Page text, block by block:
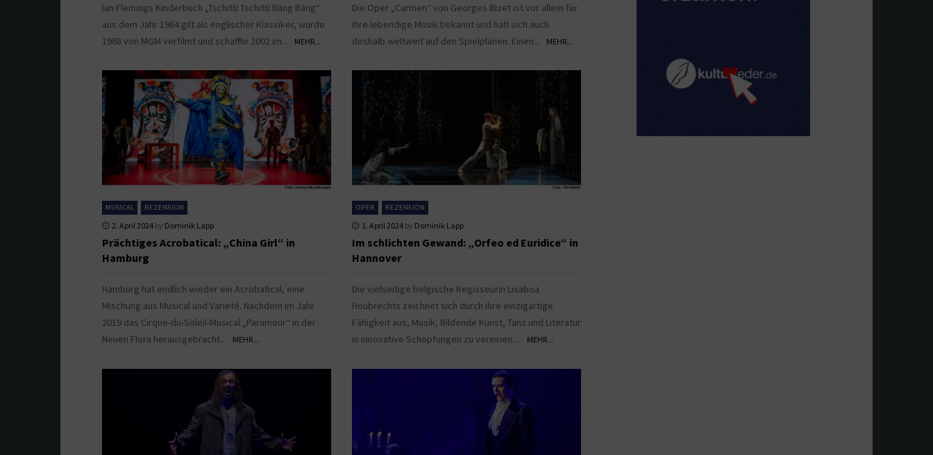
Ian Flemings Kinderbuch „Tschitti Tschitti Bäng Bäng“
aus dem Jahr 1964 gilt als englischer Klassiker, wurde
1968 von MGM verfilmt und schaffte 2002 im...
MEHR...
Die Oper „Carmen“ von Georges Bizet ist vor allem für
ihre lebendige Musik bekannt und hält sich auch
deshalb weltweit auf den Spielplänen. Einen...
MEHR...
MUSICAL REZENSION
2. April 2024 by Dominik Lapp
Prächtiges Acrobatical: „China Girl“ in
Hamburg
Hamburg hat endlich wieder ein Acrobatical, eine
Mischung aus Musical und Varieté. Nachdem im Jahr
2019 das Cirque-du-Soleil-Musical „Paramour“ in der
Neuen Flora herausgebracht...
MEHR...
OPER REZENSION
1. April 2024 by Dominik Lapp
Im schlichten Gewand: „Orfeo ed Euridice“ in
Hannover
Die vielseitige belgische Regisseurin Lisaboa
Houbrechts zeichnet sich durch ihre einzigartige
Fähigkeit aus, Musik, Bildende Kunst, Tanz und Literatur
in innovative Schöpfungen zu vereinen....
MEHR...